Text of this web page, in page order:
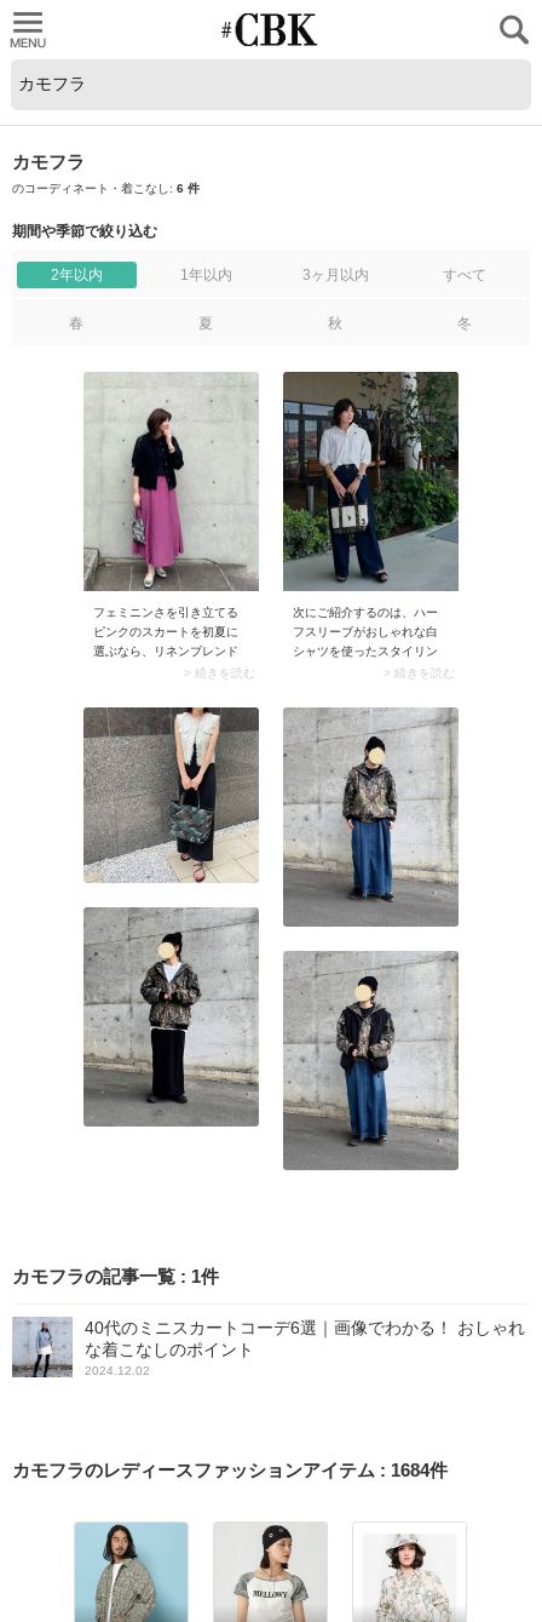
カモフラ
のコーディネート・着こなし: 6 件
期間や季節で絞り込む
2年以内 1年以内 3ヶ月以内 すべて
春 夏 秋 冬
フェミニンさを引き立てる
ピンクのスカートを初夏に
選ぶなら、リネンブレンド
などナチュラルな素材感が
ックトップスを合わせるだ
けで、きちんと感のあるコ
ーデに仕上がるのも魅力で
す。
> 続きを読む
次にご紹介するのは、ハー
フスリーブがおしゃれな白
シャツを使ったスタイリン
グ。気温27度のきれいめコ
リーブアイテムが役立ちま
す。涼しげに見えるのに冷
房対策もできるので、季節
の変わり目に重宝します
よ。
> 続きを読む
カモフラの記事一覧 : 1件
40代のミニスカートコーデ6選｜画像でわかる！ おしゃれ
な着こなしのポイント
2024.12.02
カモフラのレディースファッションアイテム : 1684件